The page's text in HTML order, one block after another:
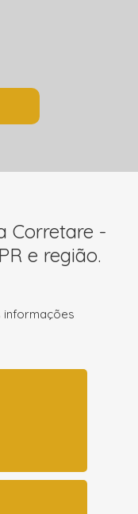
Corretare -
e região.
informações